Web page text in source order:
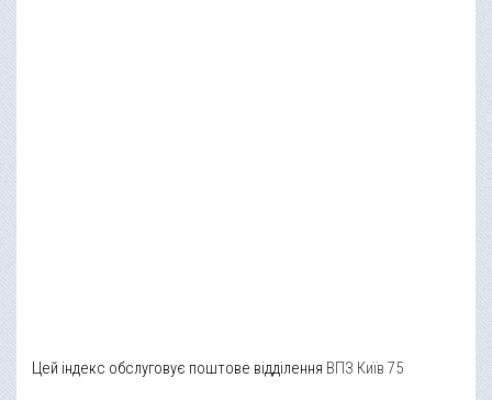
Цей індекс обслуговує поштове відділення ВПЗ Київ 75